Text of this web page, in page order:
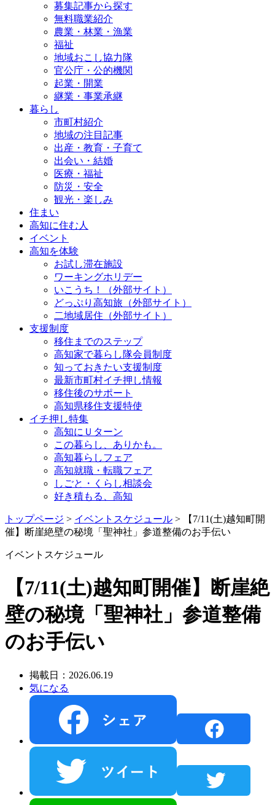
募集記事から探す
無料職業紹介
農業・林業・漁業
福祉
地域おこし協力隊
官公庁・公的機関
起業・開業
継業・事業承継
暮らし
市町村紹介
地域の注目記事
出産・教育・子育て
出会い・結婚
医療・福祉
防災・安全
観光・楽しみ
住まい
高知に住む人
イベント
高知を体験
お試し滞在施設
ワーキングホリデー
いこうち！（外部サイト）
どっぷり高知旅（外部サイト）
二地域居住（外部サイト）
支援制度
移住までのステップ
高知家で暮らし隊会員制度
知っておきたい支援制度
最新市町村イチ押し情報
移住後のサポート
高知県移住支援特使
イチ押し特集
高知にＵターン
この暮らし、ありかも。
高知暮らしフェア
高知就職・転職フェア
しごと・くらし相談会
好き積もる、高知
トップページ > イベントスケジュール > 【7/11(土)越知町開
催】断崖絶壁の秘境「聖神社」参道整備のお手伝い
イベントスケジュール
【7/11(土)越知町開催】断崖絶
壁の秘境「聖神社」参道整備
のお手伝い
掲載日：2026.06.19
気になる